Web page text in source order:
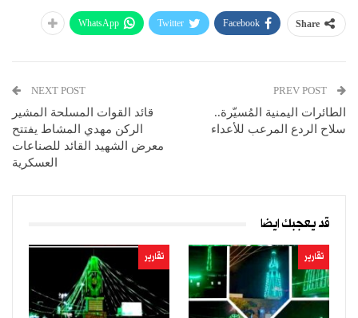
Share
Facebook
Twitter
WhatsApp
الطائرات اليمنية المُسيّرة..
سلاح الردع المرعب للأعداء
NEXT POST
قائد القوات المسلحة المشير
الركن مهدي المشاط يفتتح
معرض الشهيد القائد للصناعات
العسكرية
قد يعجبك ايضا
تقارير تقارير